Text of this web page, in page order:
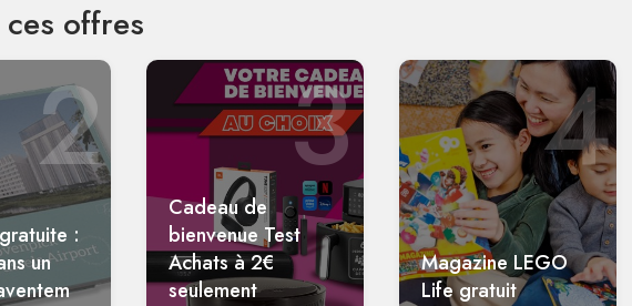
offres
2
:
un
3
Cadeau de
bienvenue Test
Achats à 2€
seulement
4
Magazine LEGO
Life gratuit